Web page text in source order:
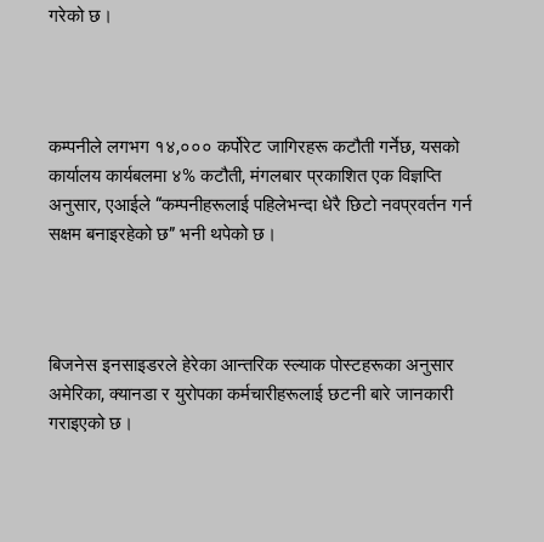
गरेको छ।
कम्पनीले लगभग १४,००० कर्पोरेट जागिरहरू कटौती गर्नेछ, यसको
कार्यालय कार्यबलमा ४% कटौती, मंगलबार प्रकाशित एक विज्ञप्ति
अनुसार, एआईले “कम्पनीहरूलाई पहिलेभन्दा धेरै छिटो नवप्रवर्तन गर्न
सक्षम बनाइरहेको छ” भनी थपेको छ।
बिजनेस इनसाइडरले हेरेका आन्तरिक स्ल्याक पोस्टहरूका अनुसार
अमेरिका, क्यानडा र युरोपका कर्मचारीहरूलाई छटनी बारे जानकारी
गराइएको छ।